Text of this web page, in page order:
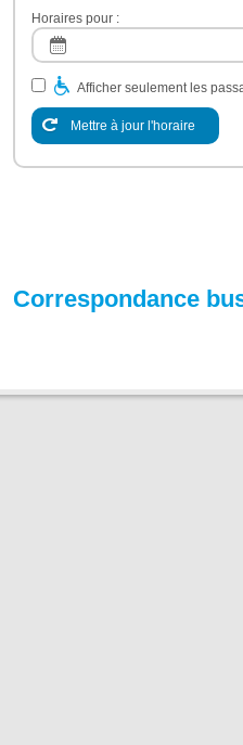
Horaires pour :
Afficher seulement les
Mettre à jour l'horaire
Correspondance